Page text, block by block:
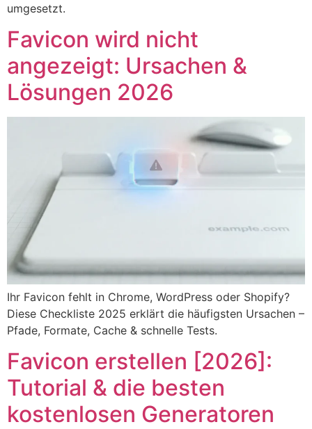
umgesetzt.
Favicon wird nicht
angezeigt: Ursachen &
Lösungen 2026
Ihr Favicon fehlt in Chrome, WordPress oder Shopify?
Diese Checkliste 2025 erklärt die häufigsten Ursachen –
Pfade, Formate, Cache & schnelle Tests.
Favicon erstellen [2026]:
Tutorial & die besten
kostenlosen Generatoren